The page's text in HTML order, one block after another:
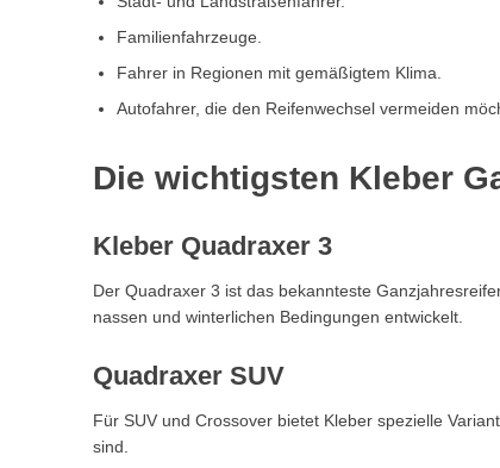
Familienfahrzeuge.
Fahrer in Regionen mit gemäßigtem Klima.
Autofahrer, die den Reifenwechsel vermeiden
Die wichtigsten Kleber
Kleber Quadraxer 3
Der Quadraxer 3 ist das bekannteste
nassen und winterlichen Bedingungen entwickelt.
Quadraxer SUV
Für SUV und Crossover bietet Kleber spezielle
sind.